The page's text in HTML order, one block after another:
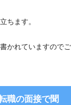
ちます。
かれていますのでご
職の面接で聞